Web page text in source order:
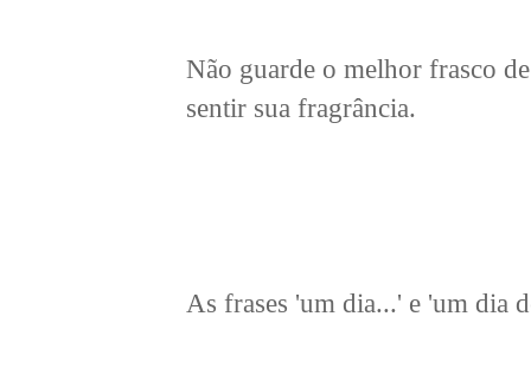
Não guarde o melhor frasco
sentir sua fragrância.
As frases 'um dia...' e 'um dia